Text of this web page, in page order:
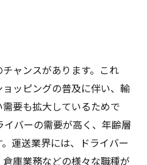
ャンスがあります。これ
ッピングの普及に伴い、輸
要も拡大しているためで
バーの需要が高く、年齢層
運送業界には、ドライバー
庫業務などの様々な職種が